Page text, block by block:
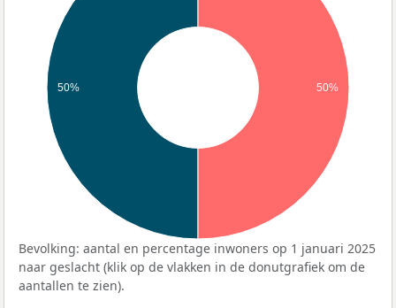
50% 50%
Bevolking: aantal en percentage inwoners op 1 januari 2025
naar geslacht (klik op de vlakken in de donutgrafiek om de
aantallen te zien).